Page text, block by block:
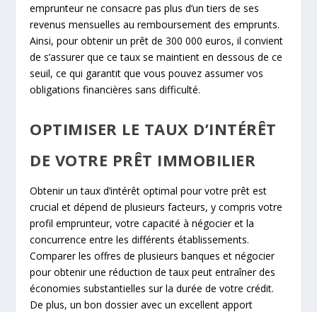
emprunteur ne consacre pas plus d’un tiers de ses
revenus mensuelles au remboursement des emprunts.
Ainsi, pour obtenir un prêt de 300 000 euros, il convient
de s’assurer que ce taux se maintient en dessous de ce
seuil, ce qui garantit que vous pouvez assumer vos
obligations financières sans difficulté.
OPTIMISER LE TAUX D’INTÉRÊT
DE VOTRE PRÊT IMMOBILIER
Obtenir un taux d’intérêt optimal pour votre prêt est
crucial et dépend de plusieurs facteurs, y compris votre
profil emprunteur, votre capacité à négocier et la
concurrence entre les différents établissements.
Comparer les offres de plusieurs banques et négocier
pour obtenir une réduction de taux peut entraîner des
économies substantielles sur la durée de votre crédit.
De plus, un bon dossier avec un excellent apport